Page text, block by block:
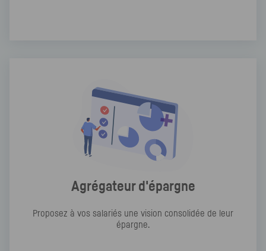
Agrégateur d'épargne
Proposez à vos salariés une vision consolidée de leur
épargne.